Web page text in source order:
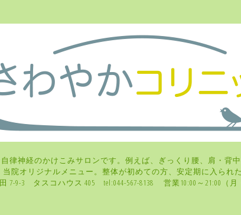
律神経のかけこみサロンです。例えば、ぎっくり腰、肩・背
当院オリジナルメニュー。整体が初めての方、安定期に
7-9-3 タスコハウス 405 tel:044-567-8138 営業10:00～21:00（月